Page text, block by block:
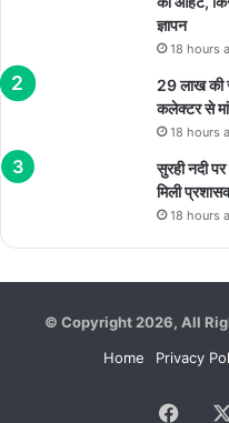
ज्ञापन
18 hours
29 लाख की
कलेक्टर से
18 hours
सुरही नदी
मिली
18 hours
© Copyright 2026, All
Home
Privacy